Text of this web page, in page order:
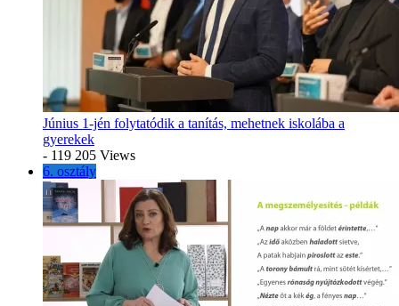
Június 1-jén folytatódik a tanítás, mehetnek iskolába a
gyerekek
- 119 205 Views
6. osztály